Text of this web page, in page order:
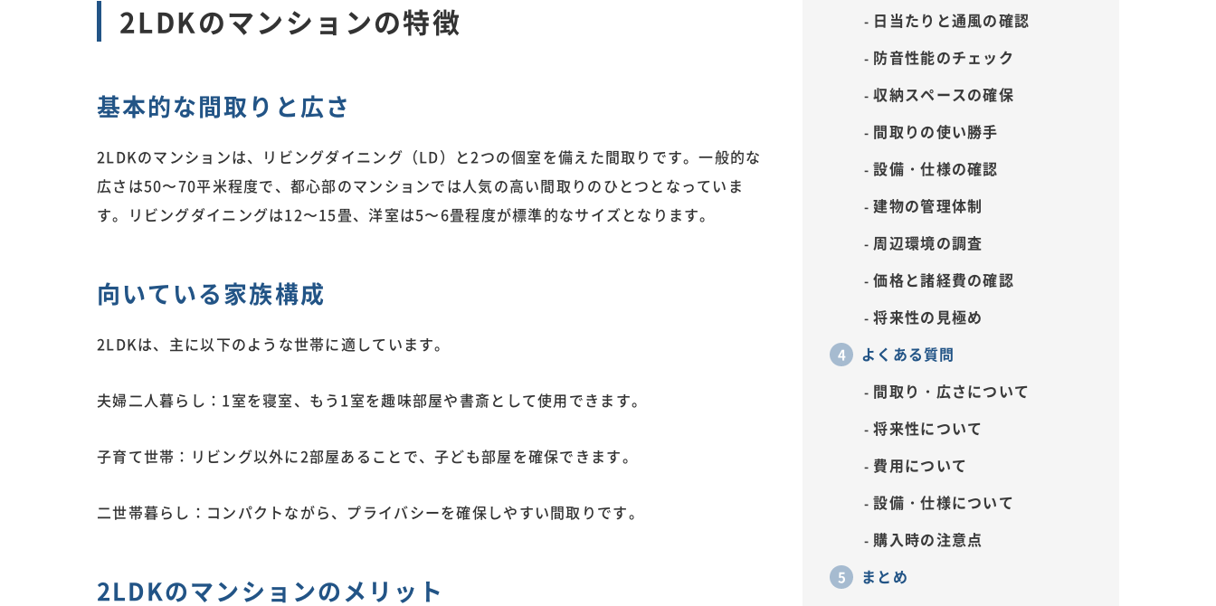
2LDKのマンションの特徴
基本的な間取りと広さ
2LDKのマンションは、リビングダイニング（LD）と2つの個室を備えた間取りです。一般的な
広さは50〜70平米程度で、都心部のマンションでは人気の高い間取りのひとつとなっていま
す。リビングダイニングは12〜15畳、洋室は5〜6畳程度が標準的なサイズとなります。
向いている家族構成
2LDKは、主に以下のような世帯に適しています。
夫婦二人暮らし：1室を寝室、もう1室を趣味部屋や書斎として使用できます。
子育て世帯：リビング以外に2部屋あることで、子ども部屋を確保できます。
二世帯暮らし：コンパクトながら、プライバシーを確保しやすい間取りです。
2LDKのマンションのメリット
日当たりと通風の確認
防音性能のチェック
収納スペースの確保
間取りの使い勝手
設備・仕様の確認
建物の管理体制
周辺環境の調査
価格と諸経費の確認
将来性の見極め
よくある質問
間取り・広さについて
将来性について
費用について
設備・仕様について
購入時の注意点
まとめ